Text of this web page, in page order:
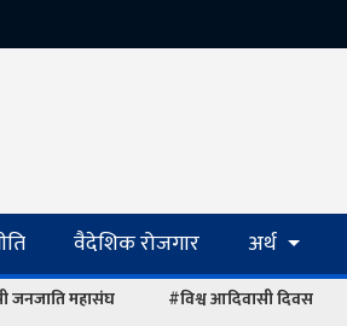
वैदेशिक रोजगार अर्थ
जनजाति महासंघ #विश्व आदिवासी दिवस